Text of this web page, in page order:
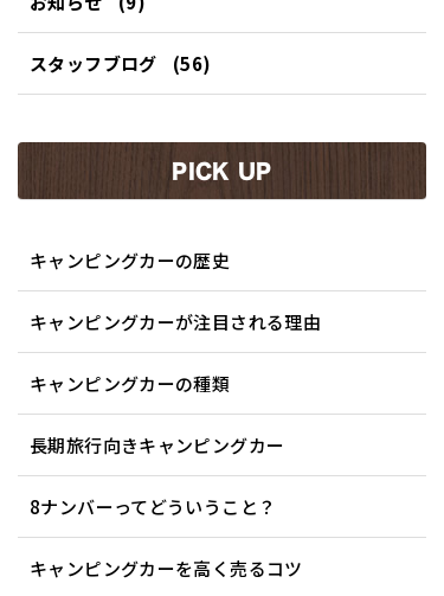
スタッフブログ (56)
PICK UP
キャンピングカーの歴史
キャンピングカーが注目される理由
キャンピングカーの種類
長期旅行向きキャンピングカー
8ナンバーってどういうこと？
キャンピングカーを高く売るコツ